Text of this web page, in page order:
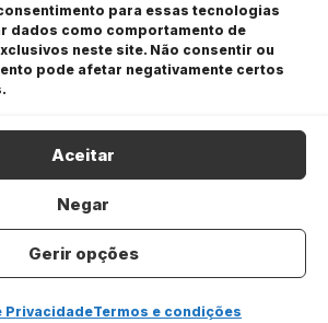
para essas tecnologias
dados como comportamento de
neste site. Não consentir ou
pode afetar negativamente certos
Aceitar
Negar
Gerir opções
PrivacidadeTermos e condições
O CEO justo não é o que nunca
cai. É o que sempre se levanta
Uma economia dividida entre
os que vendem e os que
sofrem